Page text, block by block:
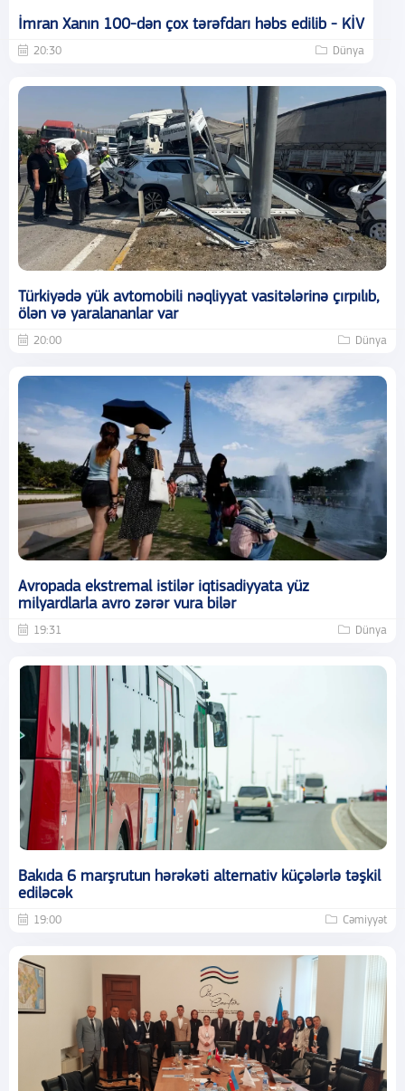
İmran Xanın 100-dən çox tərəfdarı həbs edilib - KİV
20:30 Dünya
Türkiyədə yük avtomobili nəqliyyat vasitələrinə çırpılıb,
ölən və yaralananlar var
20:00 Dünya
Avropada ekstremal istilər iqtisadiyyata yüz
milyardlarla avro zərər vura bilər
19:31 Dünya
Bakıda 6 marşrutun hərəkəti alternativ küçələrlə təşkil
ediləcək
19:00 Cəmiyyət